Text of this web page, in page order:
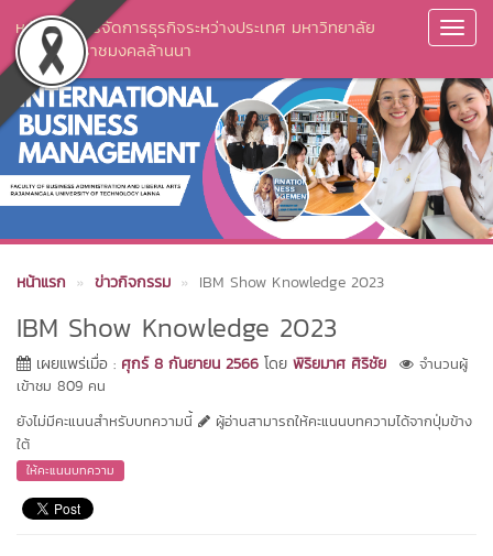
หลักสูตรการจัดการธุรกิจระหว่างประเทศ มหาวิทยาลัย
เทคโนโลยีราชมงคลล้านนา
หน้าแรก ข่าวกิจกรรม IBM Show Knowledge 2023
IBM Show Knowledge 2023
เผยแพร่เมื่อ : ศุกร์ 8 กันยายน 2566 โดย พิริยมาศ ศิริชัย
จำนวนผู้
เข้าชม 809 คน
ยังไม่มีคะแนนสำหรับบทความนี้
ผู้อ่านสามารถให้คะแนนบทความได้จากปุ่มข้าง
ใต้
ให้คะแนนบทความ